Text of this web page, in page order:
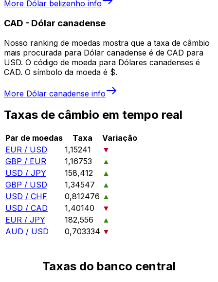
More Dólar belizenho info
CAD - Dólar canadense
Nosso ranking de moedas mostra que a taxa de câmbio
mais procurada para Dólar canadense é de CAD para
USD. O código de moeda para Dólares canadenses é
CAD. O símbolo da moeda é $.
More Dólar canadense info
Taxas de câmbio em tempo real
Par de moedas Taxa
Variação
EUR / USD
1,15241
▼
GBP / EUR
1,16753
▲
USD / JPY
158,412
▲
GBP / USD
1,34547
▲
USD / CHF
0,812476 ▲
USD / CAD
1,40140
▼
EUR / JPY
182,556
▲
AUD / USD
0,703334 ▼
Taxas do banco central